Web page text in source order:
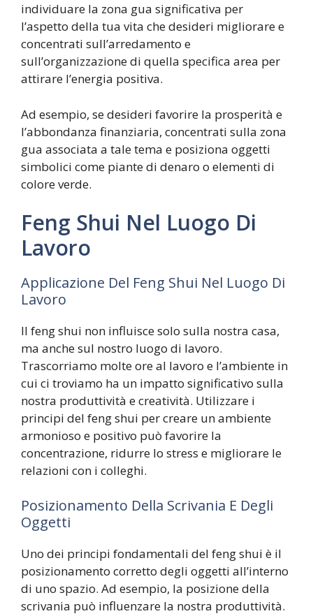
individuare la zona gua significativa per
l’aspetto della tua vita che desideri migliorare e
concentrati sull’arredamento e
sull’organizzazione di quella specifica area per
attirare l’energia positiva.
Ad esempio, se desideri favorire la prosperità e
l’abbondanza finanziaria, concentrati sulla zona
gua associata a tale tema e posiziona oggetti
simbolici come piante di denaro o elementi di
colore verde.
Feng Shui Nel Luogo Di
Lavoro
Applicazione Del Feng Shui Nel Luogo Di
Lavoro
Il feng shui non influisce solo sulla nostra casa,
ma anche sul nostro luogo di lavoro.
Trascorriamo molte ore al lavoro e l’ambiente in
cui ci troviamo ha un impatto significativo sulla
nostra produttività e creatività. Utilizzare i
principi del feng shui per creare un ambiente
armonioso e positivo può favorire la
concentrazione, ridurre lo stress e migliorare le
relazioni con i colleghi.
Posizionamento Della Scrivania E Degli
Oggetti
Uno dei principi fondamentali del feng shui è il
posizionamento corretto degli oggetti all’interno
di uno spazio. Ad esempio, la posizione della
scrivania può influenzare la nostra produttività.